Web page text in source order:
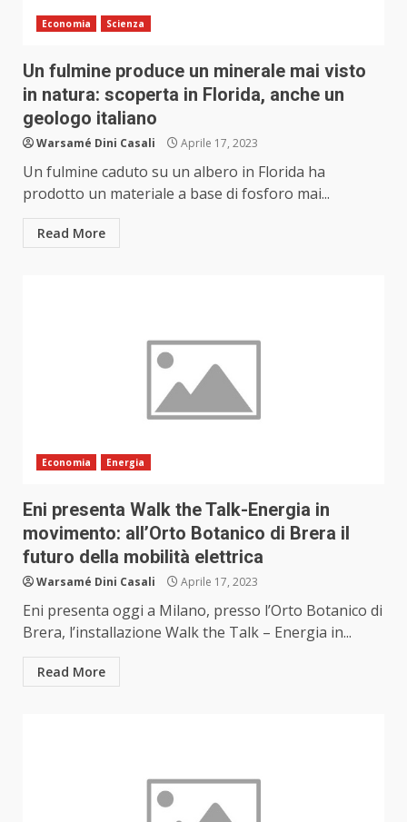
Economia Scienza
Un fulmine produce un minerale mai visto
in natura: scoperta in Florida, anche un
geologo italiano
Warsamé Dini Casali Aprile 17, 2023
Un fulmine caduto su un albero in Florida ha
prodotto un materiale a base di fosforo mai...
Read More
Economia Energia
Eni presenta Walk the Talk-Energia in
movimento: all’Orto Botanico di Brera il
futuro della mobilità elettrica
Warsamé Dini Casali Aprile 17, 2023
Eni presenta oggi a Milano, presso l’Orto Botanico di
Brera, l’installazione Walk the Talk – Energia in...
Read More